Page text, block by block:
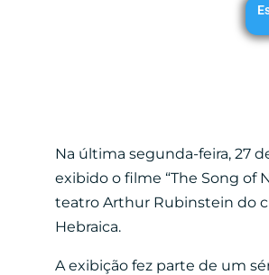
Na última segunda-feira, 27
exibido o filme “The Song of
teatro Arthur Rubinstein do
Hebraica.
A exibição fez parte de um